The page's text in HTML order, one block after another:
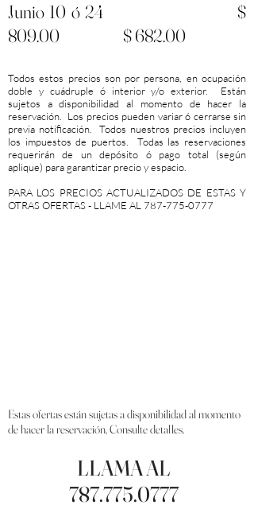
Junio 10 ó 24 $
809.00 $ 682.00
Todos estos precios son por persona, en ocupación
doble y cuádruple ó interior y/o exterior. Están
sujetos a disponibilidad al momento de hacer la
reservación. Los precios pueden variar ó cerrarse sin
previa notificación. Todos nuestros precios incluyen
los impuestos de puertos. Todas las reservaciones
requerirán de un depósito ó pago total (según
aplique) para garantizar precio y espacio.
PARA LOS PRECIOS ACTUALIZADOS DE ESTAS Y
OTRAS OFERTAS - LLAME AL 787-775-0777
Estas ofertas están sujetas a disponibilidad al momento
de hacer la reservación, Consulte detalles.
LLAMA AL
787.775.0777